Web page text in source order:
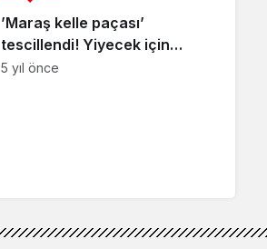
’Maraş kelle paçası’
tescillendi! Yiyecek için
uçakla gelen var banyolama
5 yıl önce